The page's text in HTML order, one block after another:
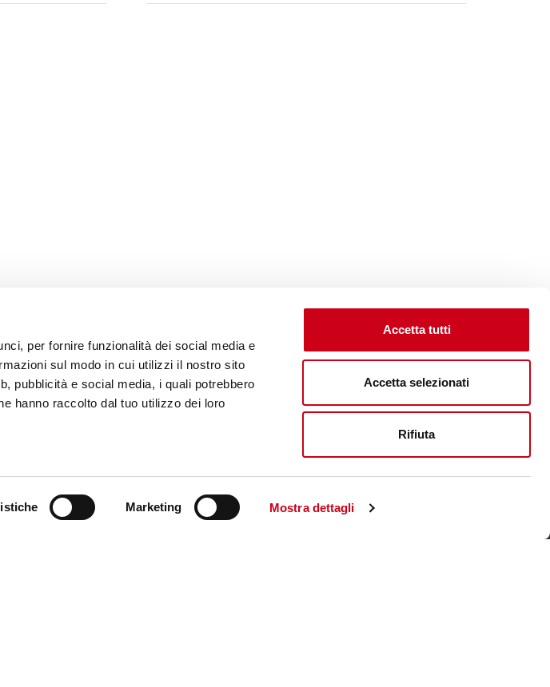
per fornire funzionalità dei social media e
sul modo in cui utilizzi il nostro sito
pubblicità e social media, i quali potrebbero
hanno raccolto dal tuo utilizzo dei loro
Marketing Mostra dettagli
Accetta tutti
Accetta selezionati
Rifiuta
Follow us